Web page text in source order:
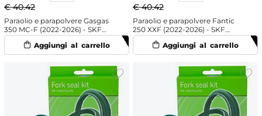
€ 40.42
Paraolio e parapolvere Gasgas
350 MC-F (2022-2026) - SKF
doppia mescola
€ 40.42
Paraolio e parapolvere Fantic
250 XXF (2022-2026) - SKF
doppia mescola